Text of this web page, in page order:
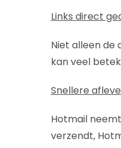
Links direct
Niet alleen de
kan veel
Snellere
Hotmail
verzendt,